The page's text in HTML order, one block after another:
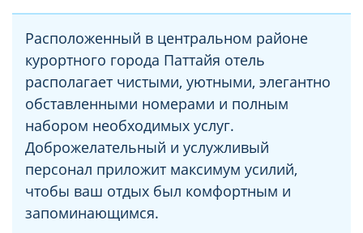
Расположенный в центральном районе
курортного города Паттайя отель
располагает чистыми, уютными, элегантно
обставленными номерами и полным
набором необходимых услуг.
Доброжелательный и услужливый
персонал приложит максимум усилий,
чтобы ваш отдых был комфортным и
запоминающимся.